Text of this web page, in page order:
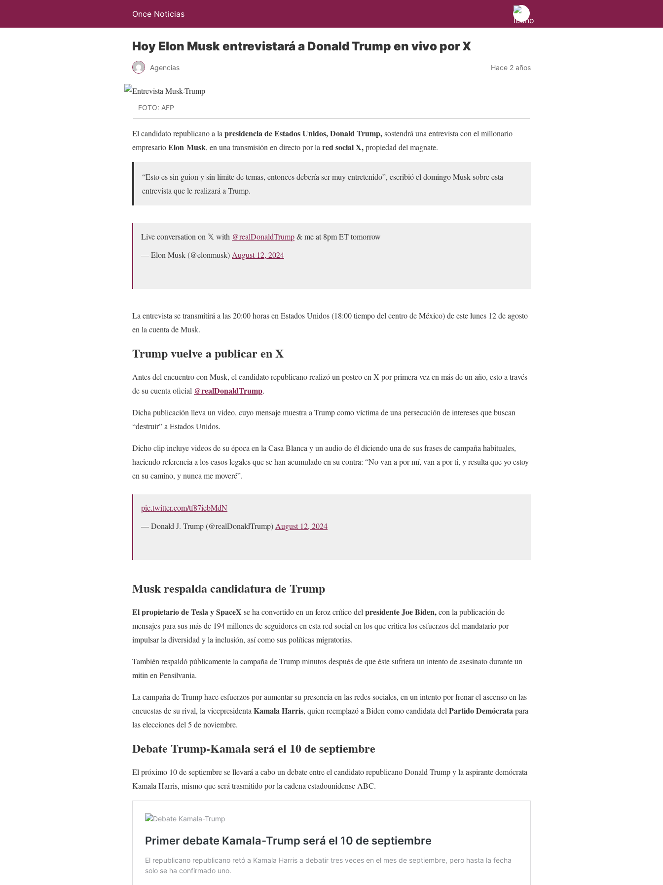
Once Noticias
Hoy Elon Musk entrevistará a Donald Trump en vivo por X
Agencias Hace 2 años
FOTO: AFP
El candidato republicano a la presidencia de Estados Unidos, Donald Trump,sostendrá una entrevista con el millonario
empresarioElon Musk, en una transmisión en directo por la red social X,propiedad del magnate.
“Esto es sin guion y sin límite de temas, entonces debería ser muy entretenido”, escribió el domingo Musk sobre esta
entrevista que le realizará a Trump.
Live conversation on 𝕏 with @realDonaldTrump& me at 8pm ET tomorrow
— Elon Musk (@elonmusk) August 12, 2024
La entrevista se transmitirá a las 20:00 horas en Estados Unidos (18:00 tiempo del centro de México) de este lunes 12 de agosto
en la cuenta de Musk.
Trump vuelve a publicar en X
Antes del encuentro con Musk, el candidato republicano realizó un posteo en X por primera vez en más de un año, esto a través
de su cuenta oficial @realDonaldTrump.
Dicha publicación lleva un video, cuyo mensaje muestra a Trump como víctima de una persecución de intereses que buscan
“destruir” a Estados Unidos.
Dicho clip incluye videos de su época en la Casa Blanca y un audio de él diciendo una de sus frases de campaña habituales,
haciendo referencia a los casos legales que se han acumulado en su contra: “No van a por mí, van a por ti, y resulta que yo estoy
en su camino, y nunca me moveré”.
pic.twitter.com/tf87iebMdN
— Donald J. Trump (@realDonaldTrump) August 12, 2024
Musk respalda candidatura de Trump
El propietario de Tesla y SpaceX se ha convertido en un feroz crítico delpresidente Joe Biden,con la publicación de
mensajes para sus más de 194 millones de seguidores en esta red social en los que critica los esfuerzos del mandatario por
impulsar la diversidad y la inclusión, así como sus políticas migratorias.
También respaldó públicamente la campaña de Trump minutos después de que éste sufriera un intento de asesinato durante un
mitin en Pensilvania.
La campaña de Trump hace esfuerzos por aumentar su presencia en las redes sociales, en un intento por frenar el ascenso en las
encuestas de su rival, la vicepresidentaKamala Harris, quien reemplazó a Biden como candidata delPartido Demócratapara
las elecciones del 5 de noviembre.
Debate Trump-Kamala será el 10 de septiembre
El próximo 10 de septiembre se llevará a cabo un debate entre el candidato republicano Donald Trump y la aspirante demócrata
Kamala Harris, mismo que será trasmitido por la cadena estadounidense ABC.